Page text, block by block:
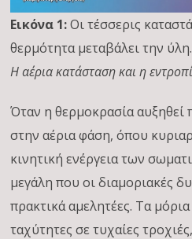
Εικόνα 1:Οι τέσσερις
θερμότητα μεταβάλει την ύλη.
Η αέρια κατάσταση και η
Όταν η θερμοκρασία αυξηθεί
στην αέρια φάση, όπου
κινητική ενέργεια των
μεγάλη που οι διαμοριακές
πρακτικά αμελητέες. Τα
ταχύτητες σε τυχαίες